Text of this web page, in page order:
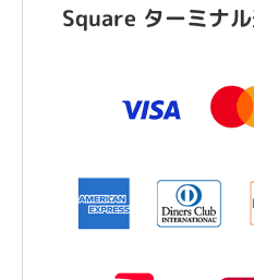
Square ターミナ